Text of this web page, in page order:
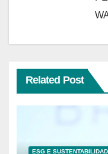
Related Post
ESG E